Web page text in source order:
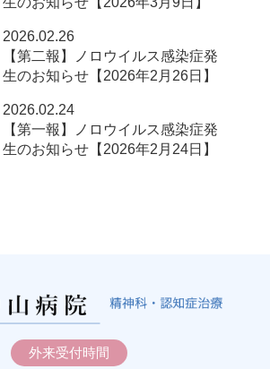
2026.02.26
【第二報】ノロウイルス感染症発
生のお知らせ【2026年2月26日】
2026.02.24
【第一報】ノロウイルス感染症発
生のお知らせ【2026年2月24日】
外来受付時間